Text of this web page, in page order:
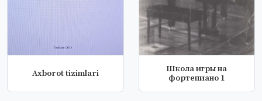
Axborot tizimlari
Школа игры на
фортепиано 1